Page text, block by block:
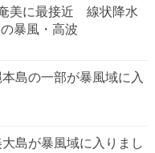
美に最接近 線状降水
暴風・高波
島の一部が暴風域に入
島が暴風域に入りまし